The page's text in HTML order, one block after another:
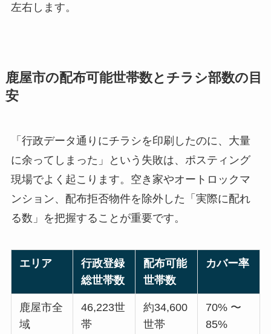
左右します。
鹿屋市の配布可能世帯数とチラシ部数の目
安
「行政データ通りにチラシを印刷したのに、大量
に余ってしまった」という失敗は、ポスティング
現場でよく起こります。空き家やオートロックマ
ンション、配布拒否物件を除外した「実際に配れ
る数」を把握することが重要です。
エリア
行政登録
総世帯数
配布可能
世帯数
カバー率
鹿屋市全
域
46,223世
帯
約34,600
世帯
70% 〜
85%